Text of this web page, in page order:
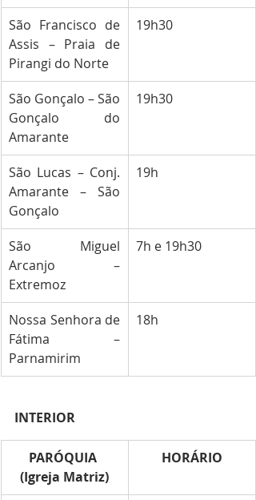
São Francisco de
Assis – Praia de
Pirangi do Norte
19h30
São Gonçalo – São
Gonçalo do
Amarante
19h30
São Lucas – Conj.
Amarante – São
Gonçalo
19h
São Miguel
Arcanjo –
Extremoz
7h e 19h30
Nossa Senhora de
Fátima –
Parnamirim
18h
INTERIOR
PARÓQUIA
(Igreja Matriz)
HORÁRIO